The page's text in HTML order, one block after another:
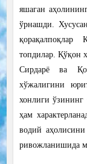
яшаган
ўрнашди.
топдилар. Қўқон
Сирдарё ва
хўжалигини
хонлиги ўзининг
ҳам
водий
ривожланишида